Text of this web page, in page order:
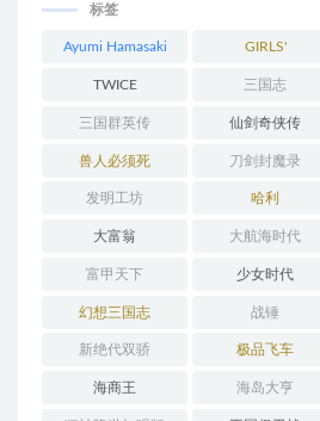
标签
Ayumi Hamasaki GIRLS'
GENERATION
TWICE 三国志
三国群英传 仙剑奇侠传
兽人必须死 刀剑封魔录
发明工坊 哈利
大富翁 大航海时代
富甲天下 少女时代
幻想三国志 战锤
新绝代双骄 极品飞车
海商王 海岛大亨